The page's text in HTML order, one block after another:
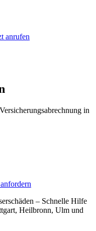
anrufen
in
– Schnelle Hilfe
Heilbronn, Ulm und